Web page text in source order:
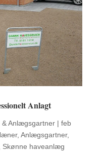
Anlagt
& Anlægsgartner| feb
, Anlægsgartner,
Skønne haveanlæg